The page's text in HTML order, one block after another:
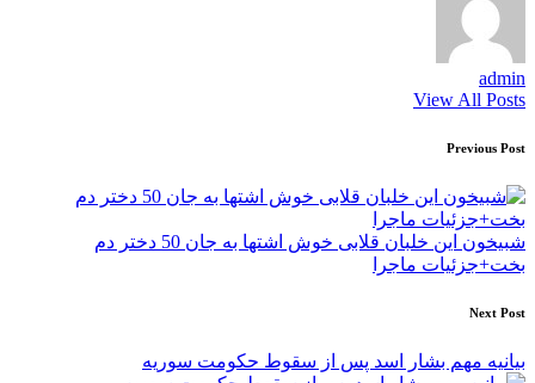
admin
View All Posts
Post
navigation
Previous Post
شبیخون این خلبان قلابی خوش اشتها به جان 50 دختر دم
بخت+جزئیات ماجرا
Next Post
بیانیه مهم بشار اسد پس از سقوط حکومت سوریه